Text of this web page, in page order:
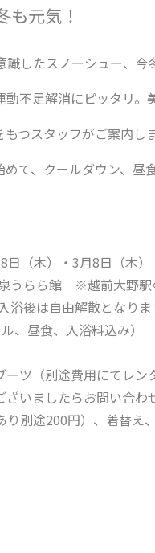
も元気！
したスノーシュー、今
不足解消にピッタリ。
つスタッフがご案内しま
て、クールダウン、
（木）・3月8日（木）
らら館 ※越前大野駅⇔
後は自由解散となりま
、昼食、入浴料込み）
ツ（別途費用にてレン
いましたらお問い合わ
別途200円）、着替え